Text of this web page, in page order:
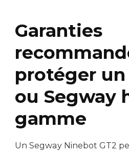
Garanties
protéger
ou Segway
gamme
Un Segway Ninebot GT2